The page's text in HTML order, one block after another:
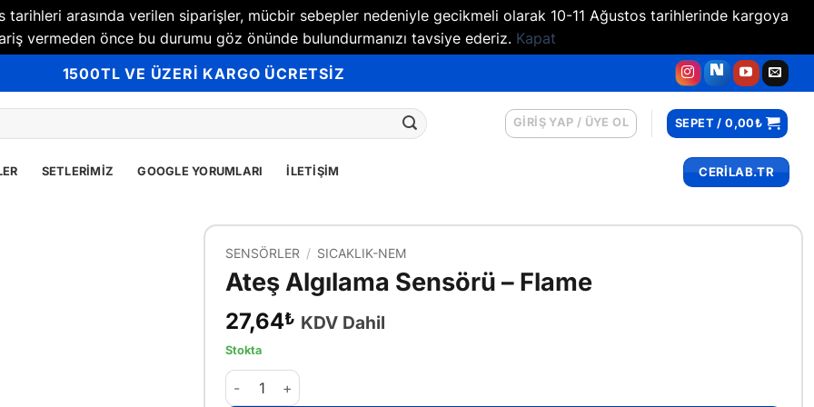
arasında verilen siparişler, mücbir sebepler nedeniyle gecikmeli olarak 10-11 Ağustos tarihlerinde kargoya
vermeden önce bu durumu göz önünde bulundurmanızı tavsiye ederiz. Kapat
1500TL VE ÜZERİ KARGO ÜCRETSİZ
GIRIŞ YAP / ÜYE OL SEPET /0,00₺
SETLERIMIZ GOOGLE YORUMLARI İLETIŞIM CERİLAB.TR
SENSÖRLER / SICAKLIK-NEM
Ateş Algılama Sensörü – Flame
27,64₺ KDV Dahil
Stokta
Ateş Algılama Sensörü - Flame adet